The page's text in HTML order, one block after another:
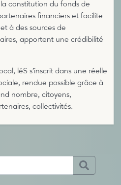
constitution du fonds de
financiers et facilite
à des sources de
apportent une crédibilité
léS s’inscrit dans une réelle
rendue possible grâce à
nombre, citoyens,
collectivités.